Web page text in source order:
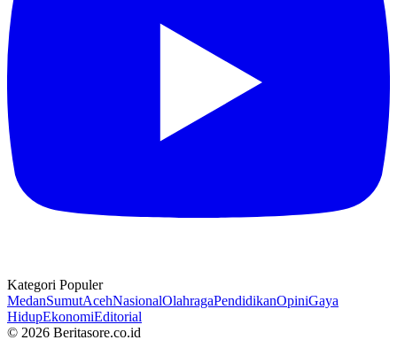
Kategori Populer
MedanSumutAcehNasionalOlahragaPendidikanOpiniGaya
HidupEkonomiEditorial
© 2026 Beritasore.co.id